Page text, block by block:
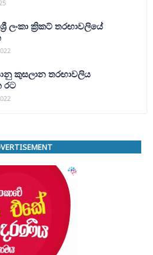
ලංකා ක්‍රිකට් තරඟාවලියේ
කුසලාන තරඟාවලිය
රට